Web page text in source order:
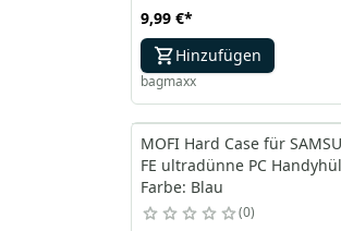
9,99 €*
Hinzufügen
bagmaxx
MOFI Hard Case für
FE ultradünne PC
Farbe: Blau
0